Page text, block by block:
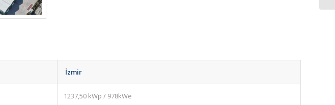
İzmir
1237,50 kWp / 978kWe